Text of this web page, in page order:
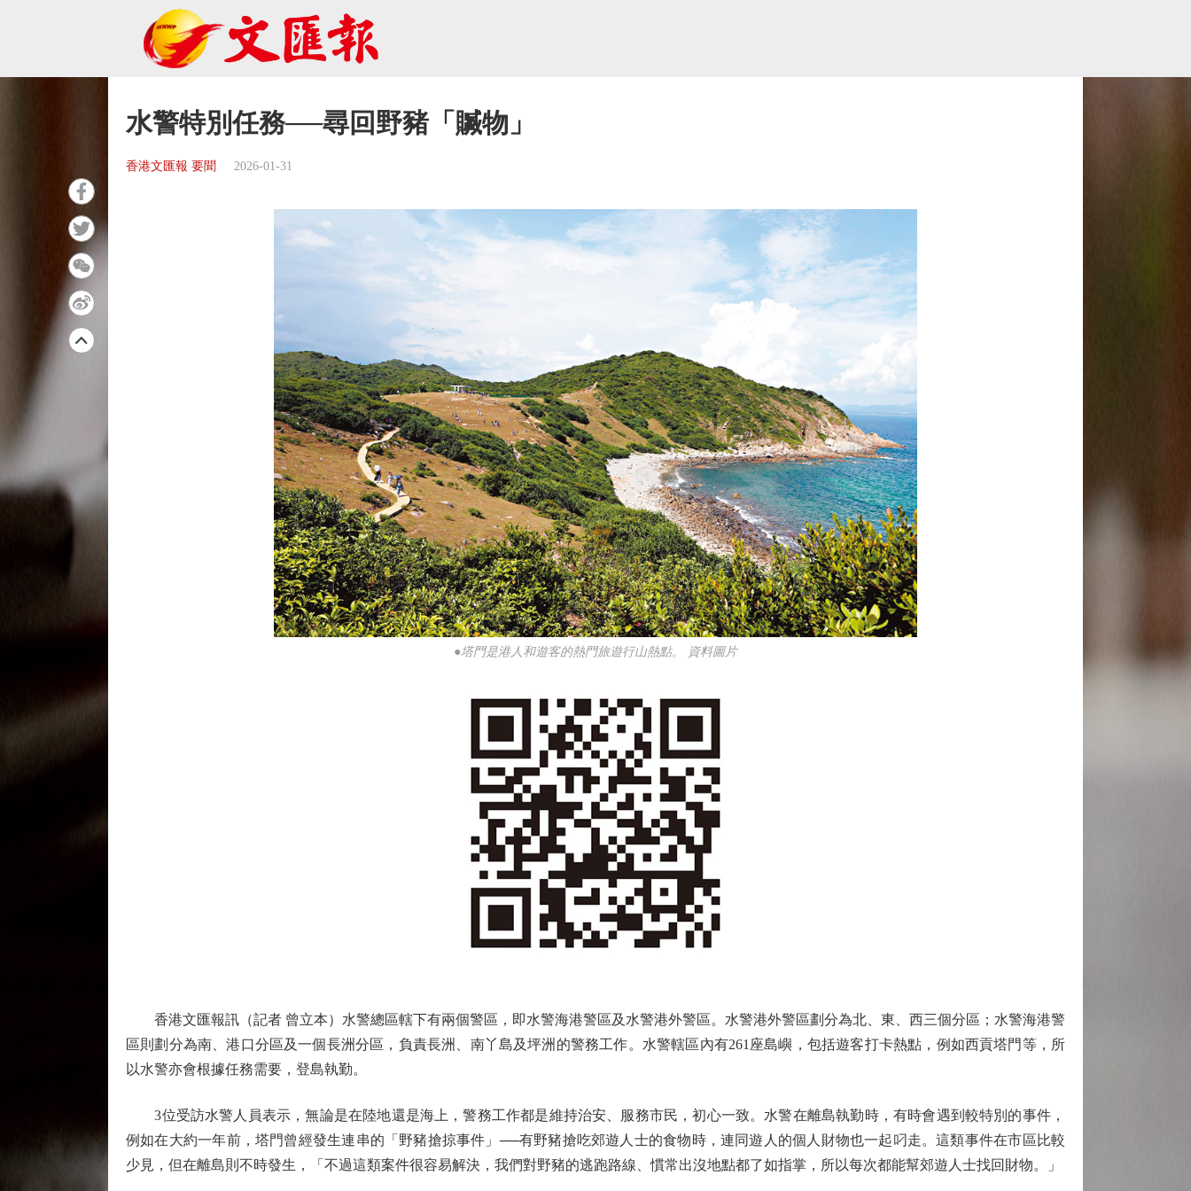
水警特別任務──尋回野豬「贓物」
香港文匯報 要聞 2026-01-31
●塔門是港人和遊客的熱門旅遊行山熱點。 資料圖片
香港文匯報訊（記者 曾立本）水警總區轄下有兩個警區，即水警海港警區及水警港外警區。水警港外警區劃分為北、東、西三個分區；水警海港警
區則劃分為南、港口分區及一個長洲分區，負責長洲、南丫島及坪洲的警務工作。水警轄區內有261座島嶼，包括遊客打卡熱點，例如西貢塔門等，所
以水警亦會根據任務需要，登島執勤。
3位受訪水警人員表示，無論是在陸地還是海上，警務工作都是維持治安、服務市民，初心一致。水警在離島執勤時，有時會遇到較特別的事件，
例如在大約一年前，塔門曾經發生連串的「野豬搶掠事件」──有野豬搶吃郊遊人士的食物時，連同遊人的個人財物也一起叼走。這類事件在市區比較
少見，但在離島則不時發生，「不過這類案件很容易解決，我們對野豬的逃跑路線、慣常出沒地點都了如指掌，所以每次都能幫郊遊人士找回財物。」